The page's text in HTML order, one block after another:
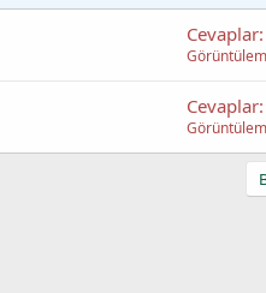
Cevaplar
Cevaplar